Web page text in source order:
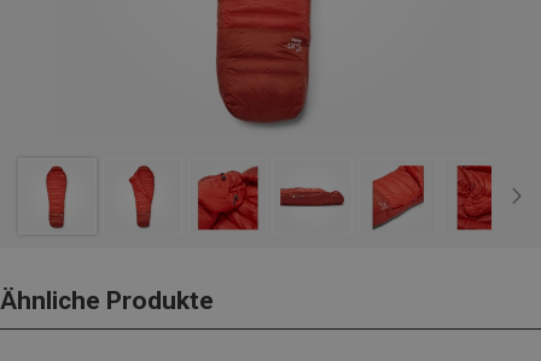
Ähnliche Produkte